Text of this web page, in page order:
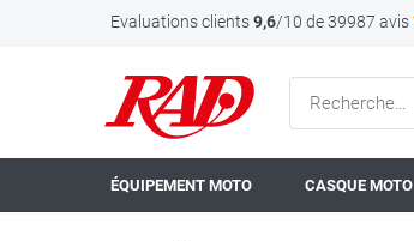
Evaluations clients9,6/10 de 39987 avis
ÉQUIPEMENT MOTO CASQUE MOTO